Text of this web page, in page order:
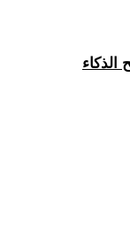
الذكاء